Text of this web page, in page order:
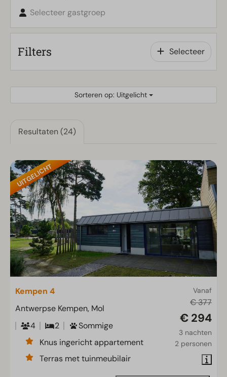
Selecteer gastgroep
Filters Selecteer
Sorteren op: Uitgelicht
Resultaten (24)
UITGELICHT
Vanaf
€ 377
€ 294
3 nachten
2 personen
Kempen 4
Antwerpse Kempen, Mol
4
2
Sommige
Knus ingericht appartement
Terras met tuinmeubilair